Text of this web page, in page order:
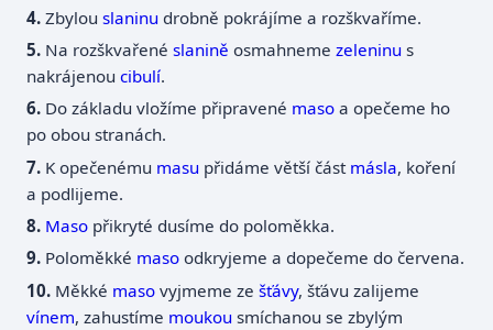
Zbylouslaninu drobně pokrájíme a rozškvaříme.
Na rozškvařenéslanině osmahnemezeleninu s
nakrájenoucibulí.
Do základu vložíme připravené maso a opečeme ho
po obou stranách.
K opečenému masu přidáme větší část másla, koření
a podlijeme.
Maso přikryté dusíme do poloměkka.
Poloměkké maso odkryjeme a dopečeme do červena.
Měkké maso vyjmeme zešťávy, šťávu zalijeme
vínem, zahustíme moukou smíchanou se zbylým